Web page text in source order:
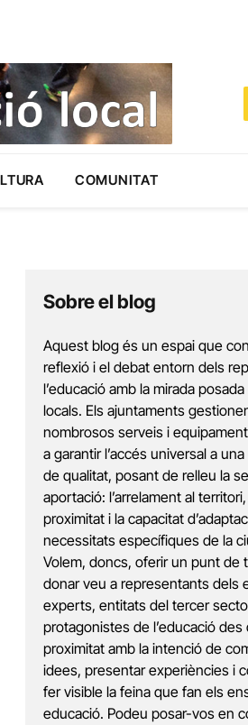
COMUNITAT
Sobre el blog
Aquest blog és un espai que
reflexió i el debat entorn dels
l’educació amb la mirada
locals. Els ajuntaments
nombrosos serveis i
a garantir l’accés universal a
de qualitat, posant de relleu la
aportació: l’arrelament al
proximitat i la capacitat
necessitats específiques de la
Volem, doncs, oferir un punt de
donar veu a representants dels
experts, entitats del tercer
protagonistes de l’educació des
proximitat amb la intenció de
idees, presentar experiències i
fer visible la feina que fan els
educació. Podeu posar-vos en